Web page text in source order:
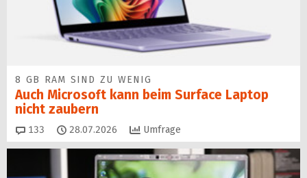
8 GB RAM SIND ZU WENIG
Auch Microsoft kann beim Surface Laptop
nicht zaubern
133 Kommentare
28.07.2026 Umfrage